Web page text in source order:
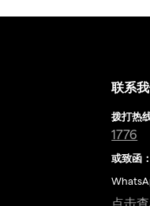
联系
拨打热
1776
或致函：
点击